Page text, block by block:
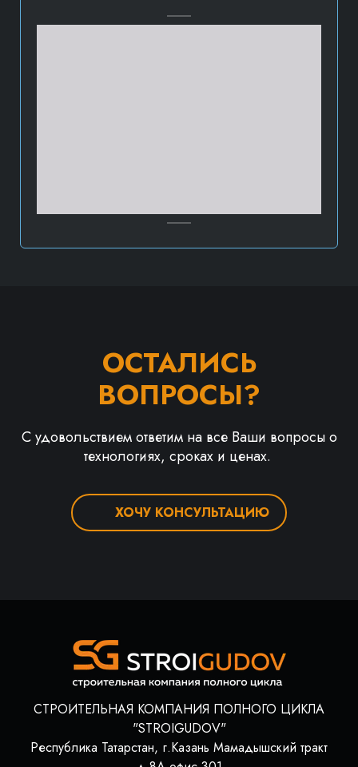
ОСТАЛИСЬ
ВОПРОСЫ?
С удовольствием ответим на все Ваши вопросы о
технологиях, сроках и ценах.
ХОЧУ КОНСУЛЬТАЦИЮ
СТРОИТЕЛЬНАЯ КОМПАНИЯ ПОЛНОГО ЦИКЛА
"STROIGUDOV"
Республика Татарстан, г.Казань Мамадышский тракт